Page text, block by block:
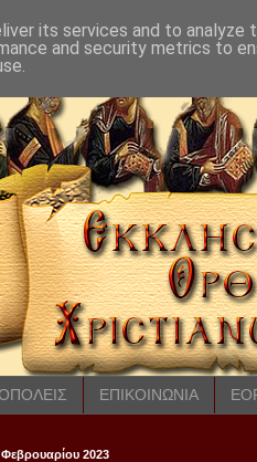
ΕΠΙΚΟΙΝΩΝΙΑ
2023
its services and to analyze
and security metrics to